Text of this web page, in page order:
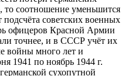
то соотношение уменьшится
советских военных
офицеров Красной Армии
точнее, и в СССР учёт их
войны много лет и
1941 по ноябрь 1944 г.
сухопутной